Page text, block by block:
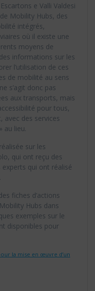
e Valli Valdesi
Mobility Hubs, des
intégrés,
où il existe une
moyens de
informations sur les
l’utilisation de ces
de mobilité au sens
s’agit donc pas
aux transports, mais
pour tous,
avec des services
au lieu.
sur les
qui ont reçu des
qui ont réalisé
fiches d’actions
Hubs dans
exemples sur le
disponibles pour
la mise en œuvre d’un